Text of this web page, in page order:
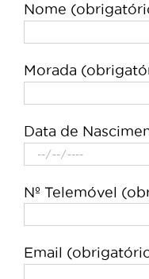
Nome
Morada
Data de
Nº Telemóvel
Email